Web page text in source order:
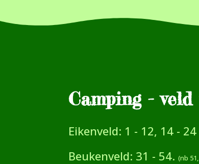
Camping -
Eikenveld: 1 - 12, 14 - 24
Beukenveld: 31 - 54.(nb